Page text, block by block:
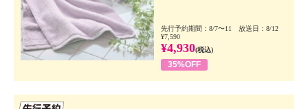
先行予約期間：8/7〜11 放送日：8/12
¥7,590
¥4,930(税込)
35%OFF